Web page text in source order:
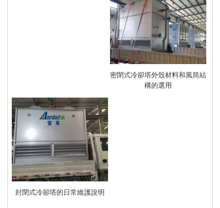
密閉式冷卻塔外殼材料和風筒結
構的選用
封閉式冷卻塔的日常維護說明